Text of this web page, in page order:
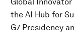
the AI Hub for
G7 Presidency